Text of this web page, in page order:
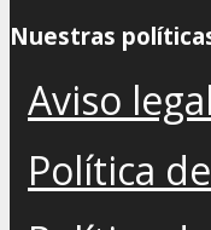
Nuestras
Aviso legal
Política